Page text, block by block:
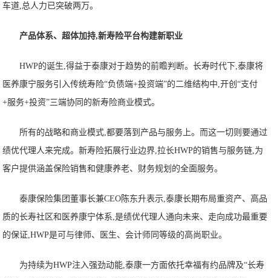
车道,总人力已突破两万。
产品体系、超体加持,新寿险平台构建新职业
HWP的诞生,得益于泰康对于趋势的前瞻判断。长寿时代下,泰康将
医养康宁服务引入传统寿险“负债端+投资端”的二维结构中,开创“支付
+服务+投资”三端协同的新寿险商业模式。
所有的战略和商业模式,都要落到产品与服务上。而这一切则要通过
绩优代理人来完成。新寿险拓展行业边界,拉长HWP的销售与服务链,为
客户提供涵盖保险销售和健康养老、财务规划的全面服务。
泰康保险集团董事长兼CEO陈东升表示,泰康长期布局重资产、高品
质的长寿社区和医养康宁体系,是绩优代理人通向未来、走向成功最重要
的保证,HWP是可与律师、医生、会计师同等级的高尚职业。
为持续为HWP注入强劲动能,泰康一方面依托幸福有约品牌及“长寿